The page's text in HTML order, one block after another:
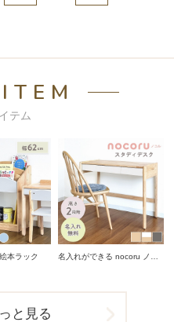
テム
本ラック
名入れができる nocoru ノコ
と見る